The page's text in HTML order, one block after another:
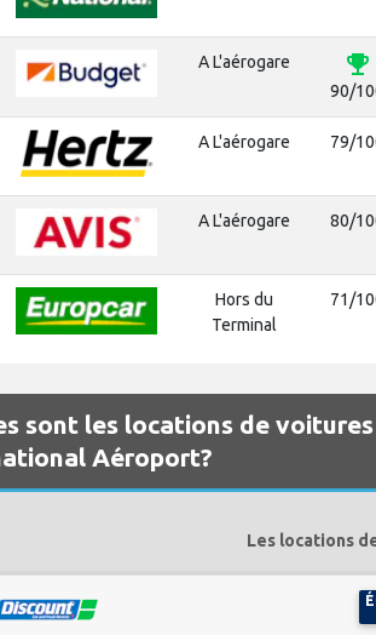
A L'aérogare emoji_events
90/
A L'aérogare 79/
A L'aérogare 80/
Hors du
Terminal
71/
sont les locations de
Aéroport?
Les locations